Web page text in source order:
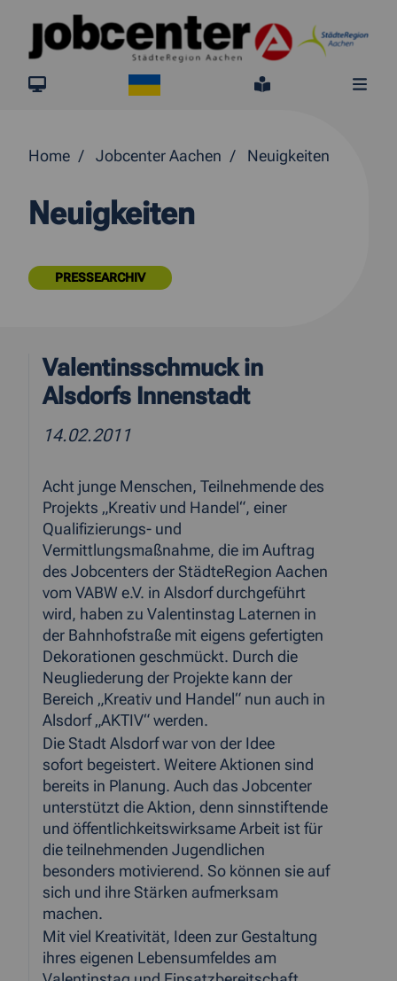
Springe direkt zum Inhalt
jobcenter.digital
Leichte
Home Jobcenter Aachen Neuigkeiten
Neuigkeiten
PRESSEARCHIV
Valentinsschmuck in
Alsdorfs Innenstadt
14.02.2011
Acht junge Menschen, Teilnehmende des
Projekts „Kreativ und Handel“, einer
Qualifizierungs- und
Vermittlungsmaßnahme, die im Auftrag
des Jobcenters der StädteRegion Aachen
vom VABW e.V. in Alsdorf durchgeführt
wird, haben zu Valentinstag Laternen in
der Bahnhofstraße mit eigens gefertigten
Dekorationen geschmückt. Durch die
Neugliederung der Projekte kann der
Bereich „Kreativ und Handel“ nun auch in
Alsdorf „AKTIV“ werden.
Die Stadt Alsdorf war von der Idee
sofort begeistert. Weitere Aktionen sind
bereits in Planung. Auch das Jobcenter
unterstützt die Aktion, denn sinnstiftende
und öffentlichkeitswirksame Arbeit ist für
die teilnehmenden Jugendlichen
besonders motivierend. So können sie auf
sich und ihre Stärken aufmerksam
machen.
Mit viel Kreativität, Ideen zur Gestaltung
ihres eigenen Lebensumfeldes am